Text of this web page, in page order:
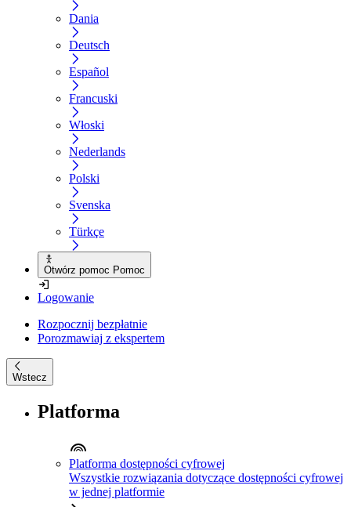
Dania
Deutsch
Español
Francuski
Włoski
Nederlands
Polski
Svenska
Türkçe
Otwórz pomoc Pomoc
Logowanie
Rozpocznij bezpłatnie
Porozmawiaj z ekspertem
Wstecz
Platforma
Platforma dostępności cyfrowej
Wszystkie rozwiązania dotyczące dostępności cyfrowej
w jednej platformie